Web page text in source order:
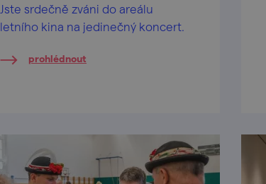
Jste srdečně zváni do areálu
letního kina na jedinečný koncert.
prohlédnout